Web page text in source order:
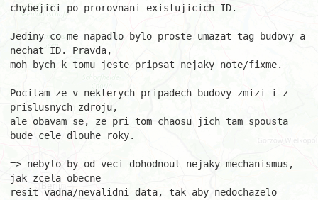
chybejici po prorovnani existujicich ID.
Jediny co me napadlo bylo proste umazat tag budovy a
nechat ID. Pravda,
moh bych k tomu jeste pripsat nejaky note/fixme.
Pocitam ze v nekterych pripadech budovy zmizi i z
prislusnych zdroju,
ale obavam se, ze pri tom chaosu jich tam spousta
bude cele dlouhe roky.
=> nebylo by od veci dohodnout nejaky mechanismus,
jak zcela obecne
resit vadna/nevalidni data, tak aby nedochazelo